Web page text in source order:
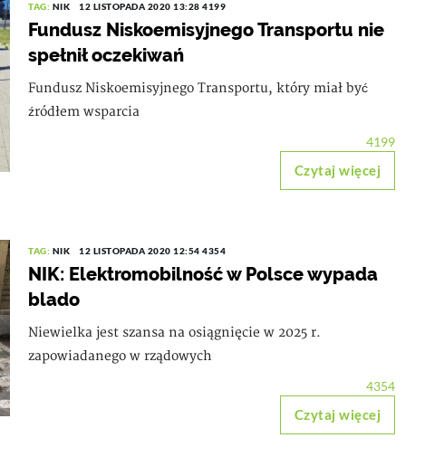
TAG: NIK 12 LISTOPADA 2020 13:28 4199
Fundusz Niskoemisyjnego Transportu nie
spełnił oczekiwań
Fundusz Niskoemisyjnego Transportu, który miał być
źródłem wsparcia
4199
Czytaj więcej
TAG: NIK 12 LISTOPADA 2020 12:54 4354
NIK: Elektromobilność w Polsce wypada
blado
Niewielka jest szansa na osiągnięcie w 2025 r.
zapowiadanego w rządowych
4354
Czytaj więcej